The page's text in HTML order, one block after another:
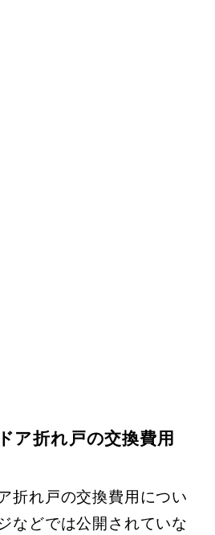
ア折れ戸の交換費用
折れ戸の交換費用につい
などでは公開されていな